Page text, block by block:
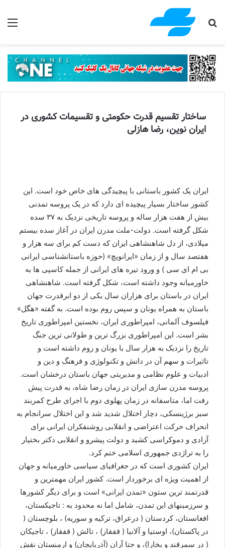
جستجو برای
ساختار تقسیم قدرت حکومتی و تقسیمات کشوری در
ایران نوین، رضا هازلی
ایران یک کشور باستانی با پیچیدگی های خاص خود است. این
کشور ساختار بسیار پیچیده ای دارد که در یک پروسه تمدنی
بیش از هفت هزار ساله و پروسه تاریخی نزدیک به ۳۷ سده
شکل گرفته است. دولت-ملت مدرن ایران در آغاز سده بیستم
میلادی، از دل شاهنشاهی ایران که دست کم برای سه هزار و
هفتصد سال و از زمان «ایرانویچ» (حوزه باستانشناسی ایرانی
بی ام ای سی ) و ورود تیره های ایرانی از جمله کاسپی ها به
خاورمیانه وجود داشته است، شکل گرفته است. شاهنشاهی
ایران در باستان برای هزاران سال یکی از دو ابرقدرت جهان
باستان به همراه یونان و سپس روم بوده است. به گفته «هگل»
فیلسوف آلمانی، امپراطوری ایران، نخستین امپراطوری تاریخ
بشر است. این امپراطوری بزرگ ترین و طولانی ترین جنگ
تاریخ را نزدیک به هزار سال با یونان و روم داشته است و
تاثیرات و سهم آن در دانش و تکنولوژی و فرهنگ و دین و
ادبیات و علوم نظامی و مدیریتی جهان باستان درخشان است.
پروسه مدرن سازی ایران در زمان رضا شاه، به قدرت پیش
رفت اما، متاسفانه در زمان پهلوی دوم با اجرای طرح کمربند
سبز برژینسکی، دچار اختلال شدید شد و این اختلال سرانجام به
انحراف حرکت اعتراضی و انقلابی روشنفکران ایرانی برای
آزادی و دموکراسی کشید و دولت پیشرو و انقلابی دکتر بختیار
را به تراژدی جمهوری اسلامی ختم کرد.
ایران کشوری است که در جغرافیای سیاسی خاورمیانه و جهان
از اهمیت ویژه ای برخوردار است. کشور ایران مهمترین و
قدرتمند ترین ستون «تمدن ایرانی» است و برای دیگر کشورها
و سرزمینهای این تمدن، شامل اما نه محدود به : تاجیکستان،
افغانستان، کردستان ( درعراق، ترکیه و سوریه) ، بلوچستان (
در پاکستان)، اوستیا و آلانیا ( قفقاز) ، تالش ( قفقاز) ، تاجیکان
( در سمرقند و بخارا)، و حتا آران (آذربایجان) و ارمنستان نقش